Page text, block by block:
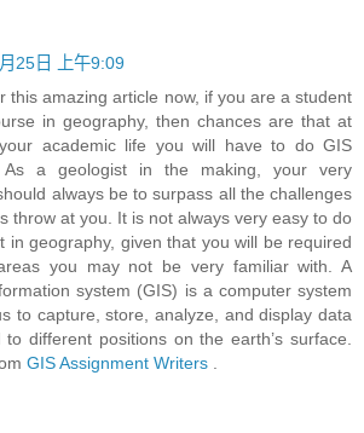
25日 上午9:09
this amazing article now, if you are a student
in geography, then chances are that at
academic life you will have to do GIS
As a geologist in the making, your very
always be to surpass all the challenges
throw at you. It is not always very easy to do
in geography, given that you will be required
you may not be very familiar with. A
system (GIS) is a computer system
to capture, store, analyze, and display data
different positions on the earth’s surface.
GIS Assignment Writers